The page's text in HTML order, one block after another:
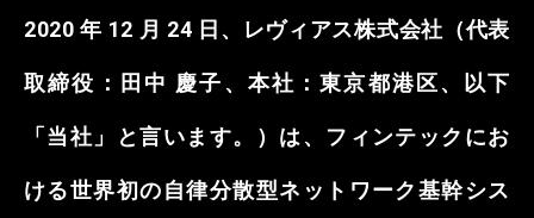
2020 年 12 月 24 日、レヴィアス株式会社（代表
取締役：田中 慶子、本社：東京都港区、以下
「当社」と言います。）は、フィンテックにお
ける世界初の自律分散型ネットワーク基幹シス